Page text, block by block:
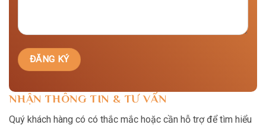
NHẬN THÔNG TIN & TƯ VẤN
Quý khách hàng có có thắc mắc hoặc cần hỗ trợ để tìm hiểu